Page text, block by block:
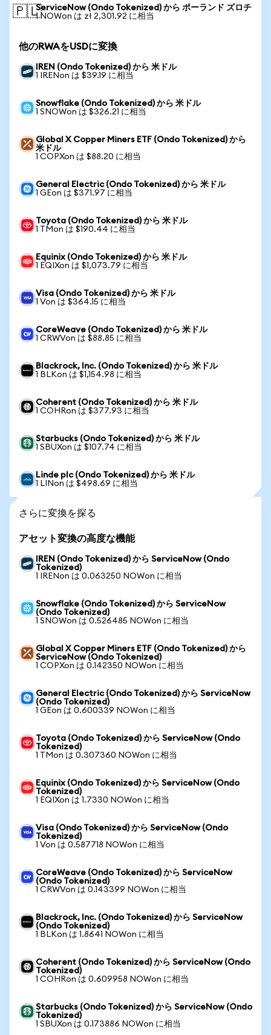
🇵🇱ServiceNow (Ondo Tokenized) から ポーランド ズロチ
1 NOWon は zł 2,301.92 に相当
他のRWAをUSDに変換
IREN (Ondo Tokenized) から 米ドル
1 IRENon は $39.19 に相当
Snowflake (Ondo Tokenized) から 米ドル
1 SNOWon は $326.21 に相当
Global X Copper Miners ETF (Ondo Tokenized) から
米ドル
1 COPXon は $88.20 に相当
General Electric (Ondo Tokenized) から 米ドル
1 GEon は $371.97 に相当
Toyota (Ondo Tokenized) から 米ドル
1 TMon は $190.44 に相当
Equinix (Ondo Tokenized) から 米ドル
1 EQIXon は $1,073.79 に相当
Visa (Ondo Tokenized) から 米ドル
1 Von は $364.15 に相当
CoreWeave (Ondo Tokenized) から 米ドル
1 CRWVon は $88.85 に相当
Blackrock, Inc. (Ondo Tokenized) から 米ドル
1 BLKon は $1,154.98 に相当
Coherent (Ondo Tokenized) から 米ドル
1 COHRon は $377.93 に相当
Starbucks (Ondo Tokenized) から 米ドル
1 SBUXon は $107.74 に相当
Linde plc (Ondo Tokenized) から 米ドル
1 LINon は $498.69 に相当
さらに変換を探る
アセット変換の高度な機能
IREN (Ondo Tokenized) から ServiceNow (Ondo
Tokenized)
1 IRENon は 0.063250 NOWon に相当
Snowflake (Ondo Tokenized) から ServiceNow
(Ondo Tokenized)
1 SNOWon は 0.526485 NOWon に相当
Global X Copper Miners ETF (Ondo Tokenized) から
ServiceNow (Ondo Tokenized)
1 COPXon は 0.142350 NOWon に相当
General Electric (Ondo Tokenized) から ServiceNow
(Ondo Tokenized)
1 GEon は 0.600339 NOWon に相当
Toyota (Ondo Tokenized) から ServiceNow (Ondo
Tokenized)
1 TMon は 0.307360 NOWon に相当
Equinix (Ondo Tokenized) から ServiceNow (Ondo
Tokenized)
1 EQIXon は 1.7330 NOWon に相当
Visa (Ondo Tokenized) から ServiceNow (Ondo
Tokenized)
1 Von は 0.587718 NOWon に相当
CoreWeave (Ondo Tokenized) から ServiceNow
(Ondo Tokenized)
1 CRWVon は 0.143399 NOWon に相当
Blackrock, Inc. (Ondo Tokenized) から ServiceNow
(Ondo Tokenized)
1 BLKon は 1.8641 NOWon に相当
Coherent (Ondo Tokenized) から ServiceNow (Ondo
Tokenized)
1 COHRon は 0.609958 NOWon に相当
Starbucks (Ondo Tokenized) から ServiceNow (Ondo
Tokenized)
1 SBUXon は 0.173886 NOWon に相当